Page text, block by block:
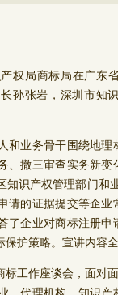
权局商标局在广东
孙张岩，深圳市知
和业务骨干围绕地
、撤三审查实务新
知识产权管理部门和
请的证据提交等企
了企业对商标注册申
保护策略。宣讲内容
标工作座谈会， 面对